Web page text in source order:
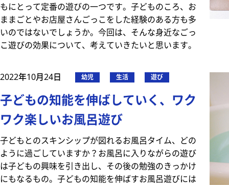
もにとって定番の遊びの一つです。子どものころ、お
ままごとやお店屋さんごっこをした経験のある方も多
いのではないでしょうか。今回は、そんな身近なごっ
こ遊びの効果について、考えていきたいと思います。
2022年10月24日 幼児 生活 遊び
子どもの知能を伸ばしていく、ワク
ワク楽しいお風呂遊び
子どもとのスキンシップが図れるお風呂タイム、どの
ように過ごしていますか？お風呂に入りながらの遊び
は子どもの興味を引き出し、その後の勉強のきっかけ
にもなるもの。子どもの知能を伸ばすお風呂遊びには